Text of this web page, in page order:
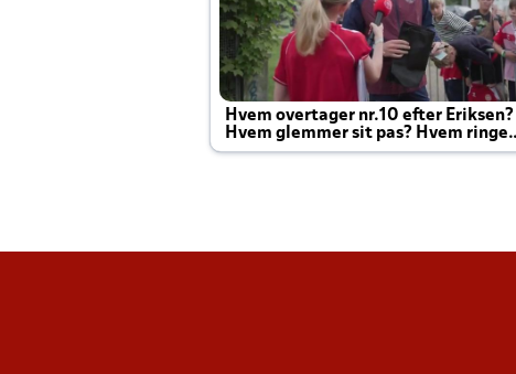
Hvem overtager nr.10 efter Eriksen?
Hvem glemmer sit pas? Hvem ringer
Joachim altid til efter kampe?